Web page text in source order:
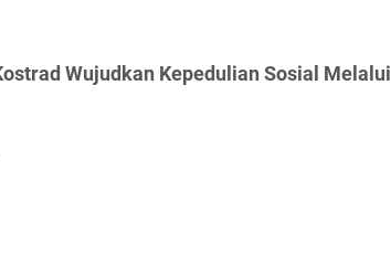
Wujudkan Kepedulian Sosial Melalui